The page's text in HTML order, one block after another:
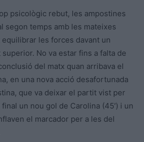
psicològic rebut, les ampostines
segon temps amb les mateixes
les forces davant un
No va estar fins a falta de
del matx quan arribava el
en una nova acció desafortunada
que va deixar el partit vist per
un nou gol de Carolina (45′) i un
el marcador per a les del